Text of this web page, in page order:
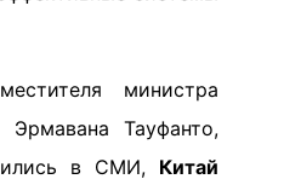
министра
Тауфанто,
в СМИ, Китай